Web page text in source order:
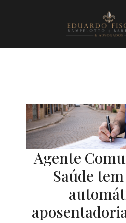
Agente
Saúde